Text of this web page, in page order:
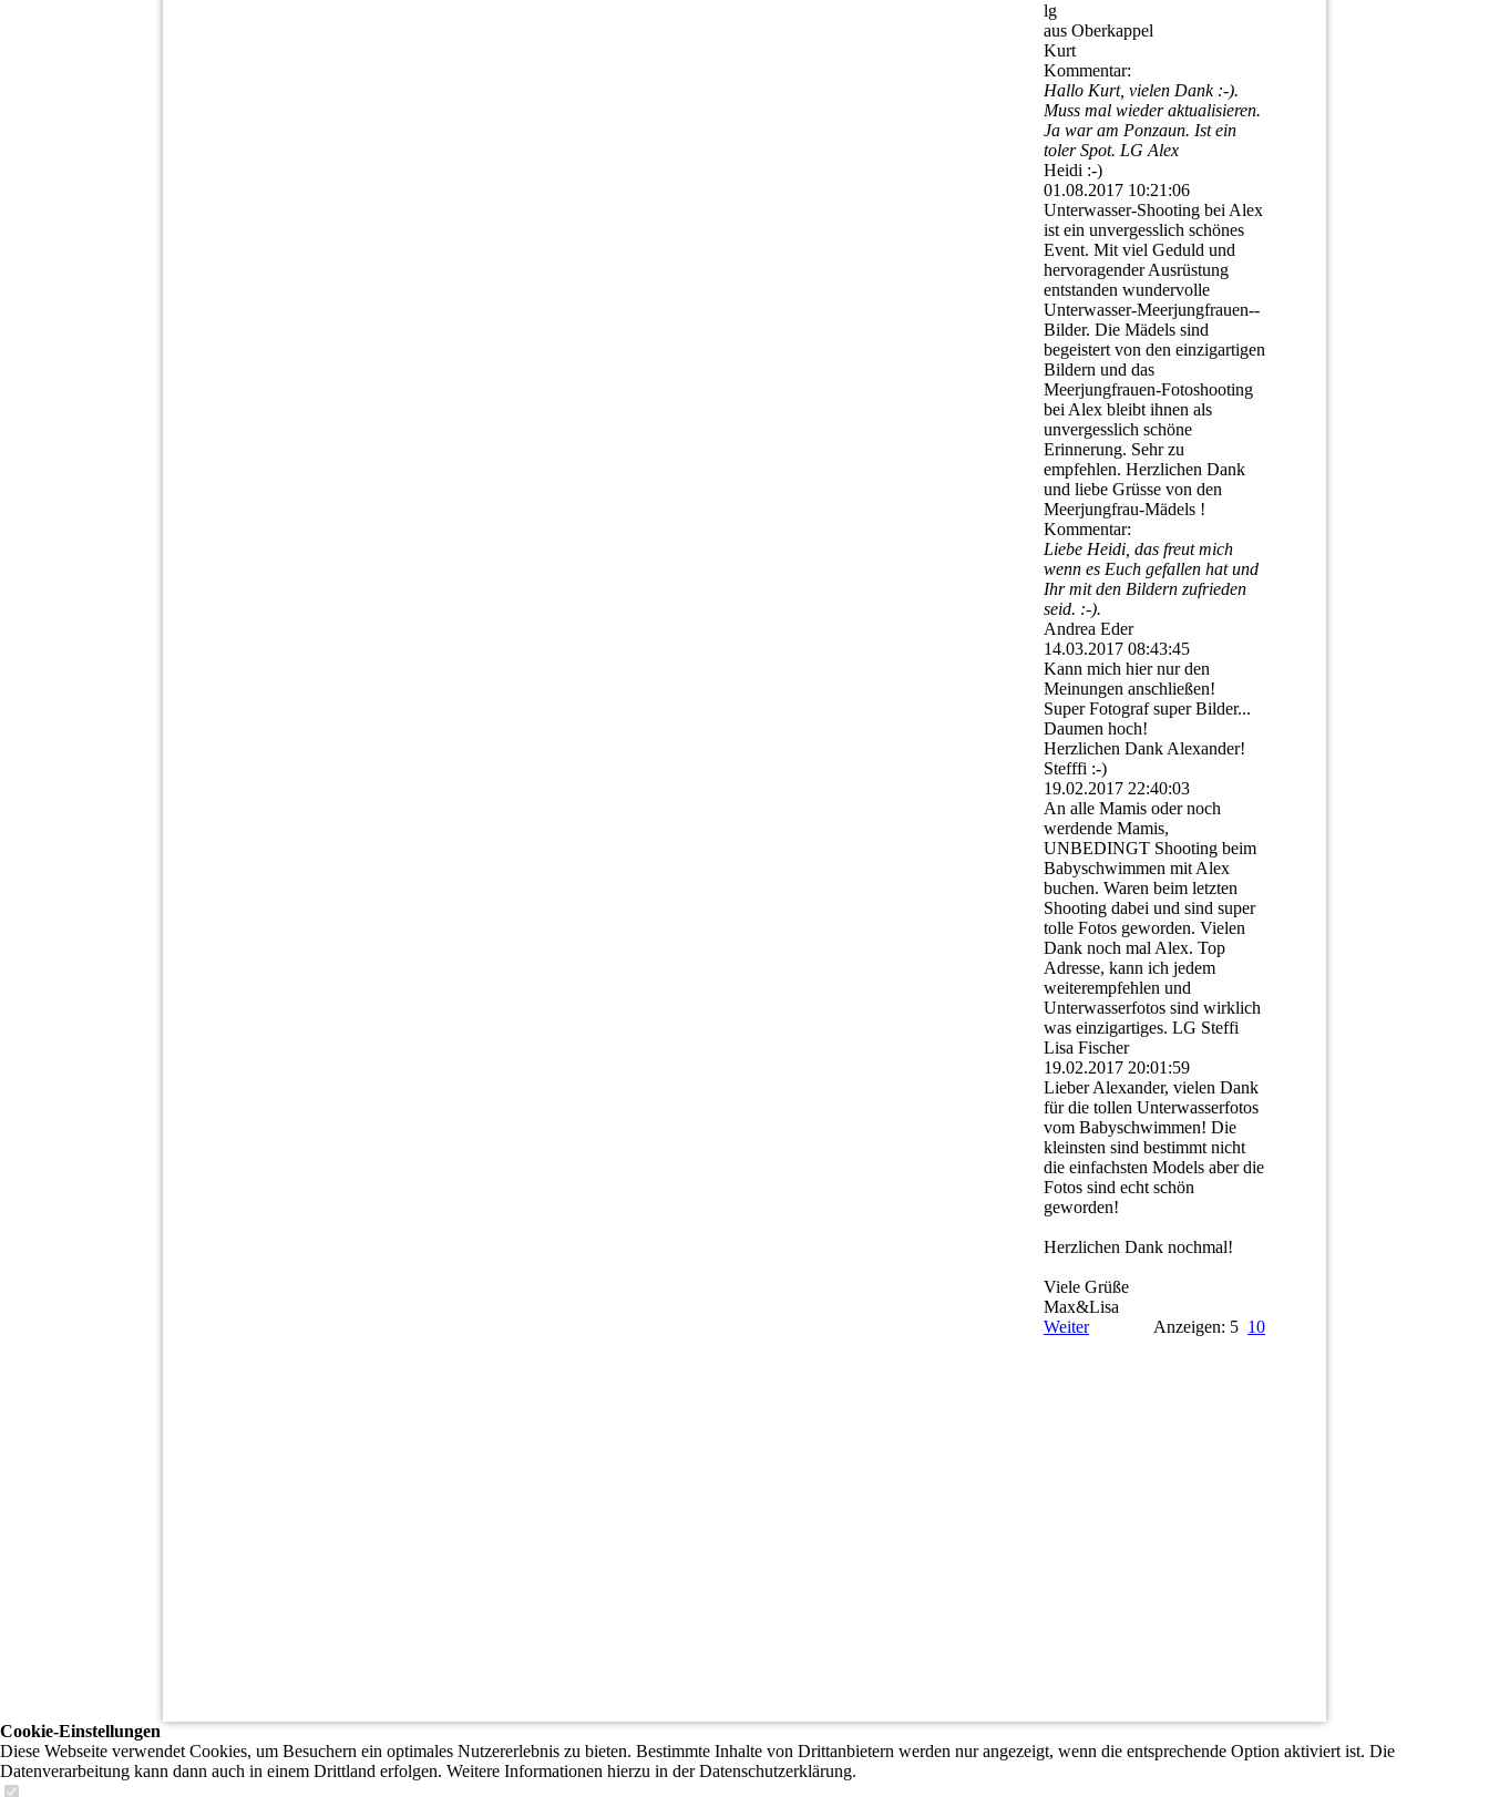
lg
aus Oberkappel
Kurt
Kommentar:
Hallo Kurt, vielen Dank :-).
Muss mal wieder aktualisieren.
Ja war am Ponzaun. Ist ein
toler Spot. LG Alex
Heidi :-)
01.08.2017 10:21:06
Unterwasser-Shooting bei Alex
ist ein unvergesslich schönes
Event. Mit viel Geduld und
hervoragender Ausrüstung
entstanden wundervolle
Unterwasser-­Meerjungfrauen-­
Bilder.­ Die Mädels sind
begeistert von den einzigartigen
Bildern und das
Meerjungfrauen-­Fotoshooting
bei Alex bleibt ihnen als
unvergesslich schöne
Erinnerung. Sehr zu
empfehlen. Herzlichen Dank
und liebe Grüsse von den
Meerjungfrau-Mädels !
Kommentar:
Liebe Heidi, das freut mich
wenn es Euch gefallen hat und
Ihr mit den Bildern zufrieden
seid. :-).
Andrea Eder
14.03.2017 08:43:45
Kann mich hier nur den
Meinungen anschließen!
Super Fotograf super Bilder...
Daumen hoch!
Herzlichen Dank Alexander!
Stefffi :-)
19.02.2017 22:40:03
An alle Mamis oder noch
werdende Mamis,
UNBEDINGT Shooting beim
Babyschwimmen mit Alex
buchen. Waren beim letzten
Shooting dabei und sind super
tolle Fotos geworden. Vielen
Dank noch mal Alex. Top
Adresse, kann ich jedem
weiterempfehlen und
Unterwasserfotos sind wirklich
was einzigartiges. LG Steffi
Lisa Fischer
19.02.2017 20:01:59
Lieber Alexander, vielen Dank
für die tollen Unterwasserfotos
vom Babyschwimmen! Die
kleinsten sind bestimmt nicht
die einfachsten Models aber die
Fotos sind echt schön
geworden!
Herzlichen Dank nochmal!
Viele Grüße
Max&Lisa
Weiter
Anzeigen: 5 10
Cookie-Einstellungen
Diese Webseite verwendet Cookies, um Besuchern ein optimales Nutzererlebnis zu bieten. Bestimmte Inhalte von Drittanbietern werden nur angezeigt, wenn die entsprechende Option aktiviert ist. Die
Datenverarbeitung kann dann auch in einem Drittland erfolgen. Weitere Informationen hierzu in der Datenschutzerklärung.